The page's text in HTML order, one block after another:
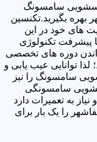
سامسونگ
بگیرید.تکنسین
های خود در این
تکنولوژی
دوره های تخصصی
توانایی عیب یابی و
سامسونگ را نیز
سامسونگی
به تعمیرات دارد
را یک بار برای